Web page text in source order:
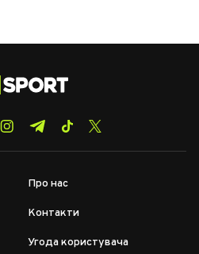
Про нас
Контакти
Угода користувача